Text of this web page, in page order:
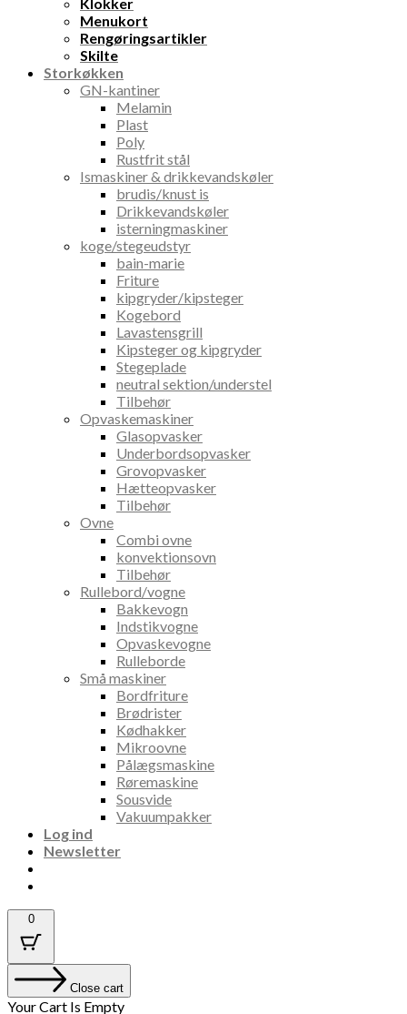
Menukort
Rengøringsartikler
Skilte
Storkøkken
GN-kantiner
Melamin
Plast
Poly
Rustfrit stål
Ismaskiner & drikkevandskøler
brudis/knust is
Drikkevandskøler
isterningmaskiner
koge/stegeudstyr
bain-marie
Friture
kipgryder/kipsteger
Kogebord
Lavastensgrill
Kipsteger og kipgryder
Stegeplade
neutral sektion/understel
Tilbehør
Opvaskemaskiner
Glasopvasker
Underbordsopvasker
Grovopvasker
Hætteopvasker
Tilbehør
Ovne
Combi ovne
konvektionsovn
Tilbehør
Rullebord/vogne
Bakkevogn
Indstikvogne
Opvaskevogne
Rulleborde
Små maskiner
Bordfriture
Brødrister
Kødhakker
Mikroovne
Pålægsmaskine
Røremaskine
Sousvide
Vakuumpakker
Log ind
Newsletter
0
Close cart
Your Cart Is Empty